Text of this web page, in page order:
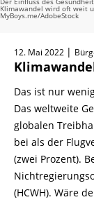
Klimawandel wird oft weit
MyBoys.me/AdobeStock
12. Mai 2022 |
Das ist nur
Das weltweite
globalen
bei als der
(zwei Prozent).
(HCWH). Wäre